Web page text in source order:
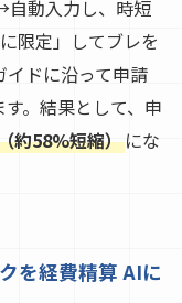
自動入力し、時短
限定」してブレを
ドに沿って申請
。結果として、申
約58%短縮）にな
を経費精算 AIに